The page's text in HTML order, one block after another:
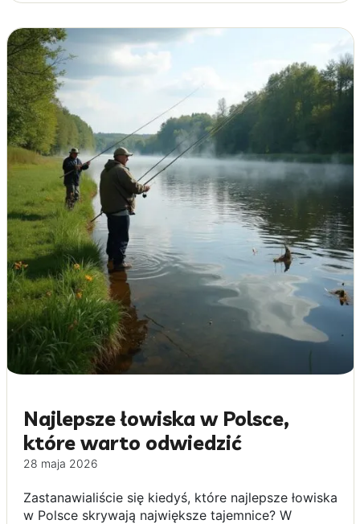
Najlepsze łowiska w Polsce,
które warto odwiedzić
28 maja 2026
Zastanawialiście się kiedyś, które najlepsze łowiska
w Polsce skrywają największe tajemnice? W